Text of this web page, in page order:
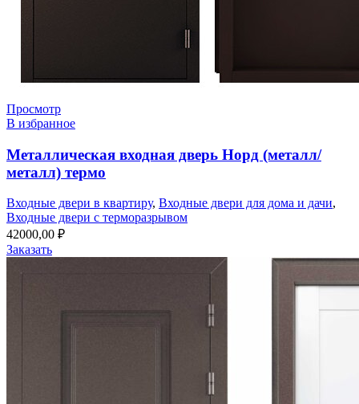
Просмотр
В избранное
Металлическая входная дверь Норд (металл/
металл) термо
Входные двери в квартиру, Входные двери для дома и дачи,
Входные двери с терморазрывом
42000,00 ₽
Заказать